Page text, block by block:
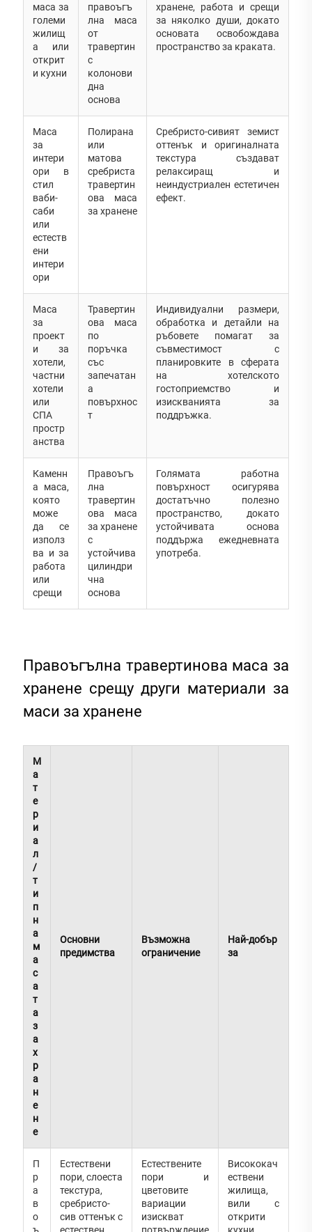
маса за
големи
жилищ
а или
открит
и кухни
правоъгъ
лна маса
от
травертин
с
колонови
дна
основа
хранене, работа и срещи
за няколко души, докато
основата освобождава
пространство за краката.
Маса
за
интери
ори в
стил
ваби-
саби
или
естеств
ени
интери
ори
Полирана
или
матова
сребриста
травертин
ова маса
за хранене
Сребристо-сивият земист
оттенък и оригиналната
текстура създават
релаксиращ и
неиндустриален естетичен
ефект.
Маса
за
проект
и за
хотели,
частни
хотели
или
СПА
простр
анства
Травертин
ова маса
по
поръчка
със
запечатан
а
повърхнос
т
Индивидуални размери,
обработка и детайли на
ръбовете помагат за
съвместимост с
планировките в сферата
на хотелското
гостоприемство и
изискванията за
поддръжка.
Каменн
а маса,
която
може
да се
използ
ва и за
работа
или
срещи
Правоъгъ
лна
травертин
ова маса
за хранене
с
устойчива
цилиндри
чна
основа
Голямата работна
повърхност осигурява
достатъчно полезно
пространство, докато
устойчивата основа
поддържа ежедневната
употреба.
Правоъгълна травертинова маса за
хранене срещу други материали за
маси за хранене
М
а
т
е
р
и
а
л
/
т
и
п
н
а
м
а
с
а
т
а
з
а
х
р
а
н
е
н
е
Основни
предимства
Възможна
ограничение
Най-добър
за
П
р
а
в
о
ъ
Естествени
пори, слоеста
текстура,
сребристо-
сив оттенък с
естествен
Естествените
пори и
цветовите
вариации
изискват
потвърждение
Висококач
ествени
жилища,
вили с
открити
кухни,